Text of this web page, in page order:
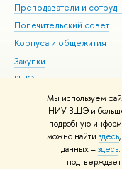
Мы используем
НИУ ВШЭ и
подробную
можно найти здесь
данных –здесь
Преподаватели и
Попечительский совет
Корпуса и общежития
Закупки
ВШЭ для студентов с
здоровья и инвалидностью
Версия для
Единая платежная